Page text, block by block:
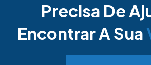
Precisa De
Encontrar A Sua